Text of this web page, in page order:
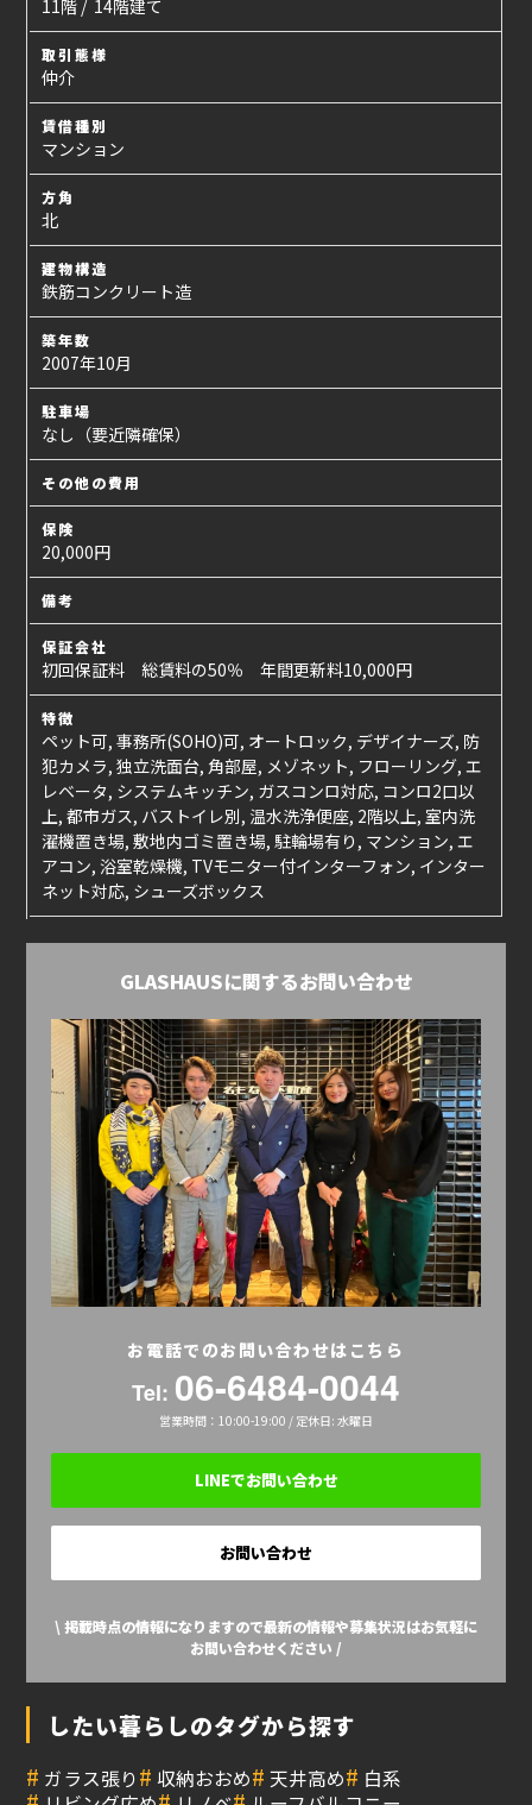
11階 / 14階建て
取引態様
仲介
賃借種別
マンション
方角
北
建物構造
鉄筋コンクリート造
築年数
2007年10月
駐車場
なし（要近隣確保）
その他の費用
保険
20,000円
備考
保証会社
初回保証料 総賃料の50％ 年間更新料10,000円
特徴
ペット可, 事務所(SOHO)可, オートロック, デザイナーズ, 防
犯カメラ, 独立洗面台, 角部屋, メゾネット, フローリング, エ
レベータ, システムキッチン, ガスコンロ対応, コンロ2口以
上, 都市ガス, バストイレ別, 温水洗浄便座, 2階以上, 室内洗
濯機置き場, 敷地内ゴミ置き場, 駐輪場有り, マンション, エ
アコン, 浴室乾燥機, TVモニター付インターフォン, インター
ネット対応, シューズボックス
GLASHAUSに関するお問い合わせ
お電話でのお問い合わせはこちら
Tel: 06-6484-0044
営業時間：10:00-19:00 / 定休日: 水曜日
LINEでお問い合わせ
お問い合わせ
\ 掲載時点の情報になりますので最新の情報や募集状況はお気軽に
お問い合わせください /
したい暮らしのタグから探す
# ガラス張り# 収納おおめ# 天井高め# 白系